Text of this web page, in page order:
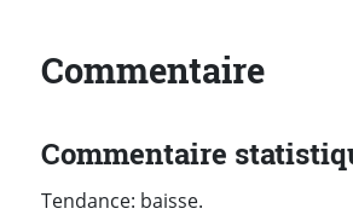
Commentaire
Commentaire
Tendance: baisse.